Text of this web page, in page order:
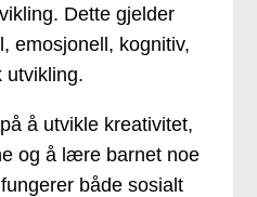
Dette gjelder
emosjonell, kognitiv,
utvikling.
å utvikle kreativitet,
og å lære barnet noe
både sosialt